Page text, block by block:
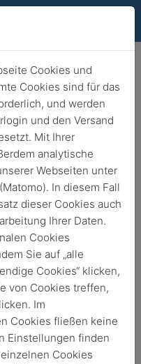
10 Jahre
für die
20:00
Cookies und
Cookies sind für das
und werden
und den Versand
Mit Ihrer
analytische
Webseiten unter
In diesem Fall
dieser Cookies auch
Ihrer Daten.
Cookies
Sie auf „alle
Cookies“ klicken,
von Cookies treffen,
Im
Cookies fließen keine
Einstellungen finden
Cookies